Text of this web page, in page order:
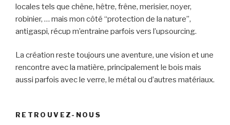
locales tels que chêne, hêtre, frêne, merisier, noyer,
robinier, … mais mon côté “protection de la nature”,
antigaspi, récup m’entraine parfois vers l’upsourcing.
La création reste toujours une aventure, une vision et une
rencontre avec la matière, principalement le bois mais
aussi parfois avec le verre, le métal ou d’autres matériaux.
RETROUVEZ-NOUS